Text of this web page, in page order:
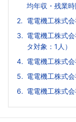
均年収・残業時
電電機工株式
電電機工株式
タ対象：1人）
電電機工株式
電電機工株式
電電機工株式